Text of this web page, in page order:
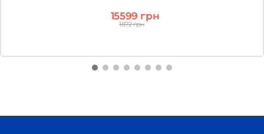
15599 грн
1872 грн